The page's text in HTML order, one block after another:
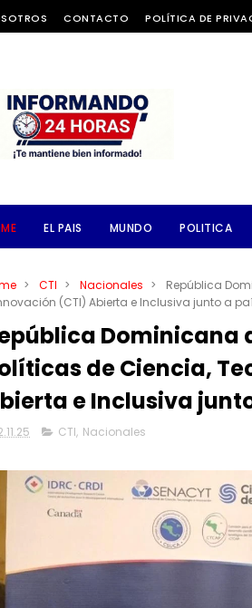
CONTACTO POLÍTICA DE
EL PAIS MUNDO POLITICA
> CTI > Nacionales >
República
(CTI) Abierta e Inclusiva junto a
Dominicana
de Ciencia,
e Inclusiva
CTI, Nacionales